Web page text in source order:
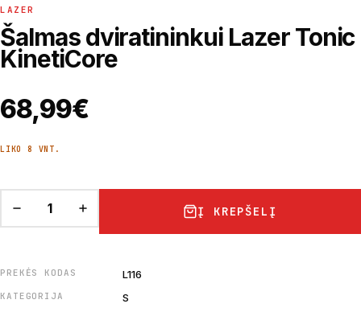
LAZER
Šalmas dviratininkui Lazer Tonic
KinetiCore
68,99€
LIKO 8 VNT.
Į KREPŠELĮ
PREKĖS KODAS L116
KATEGORIJA S